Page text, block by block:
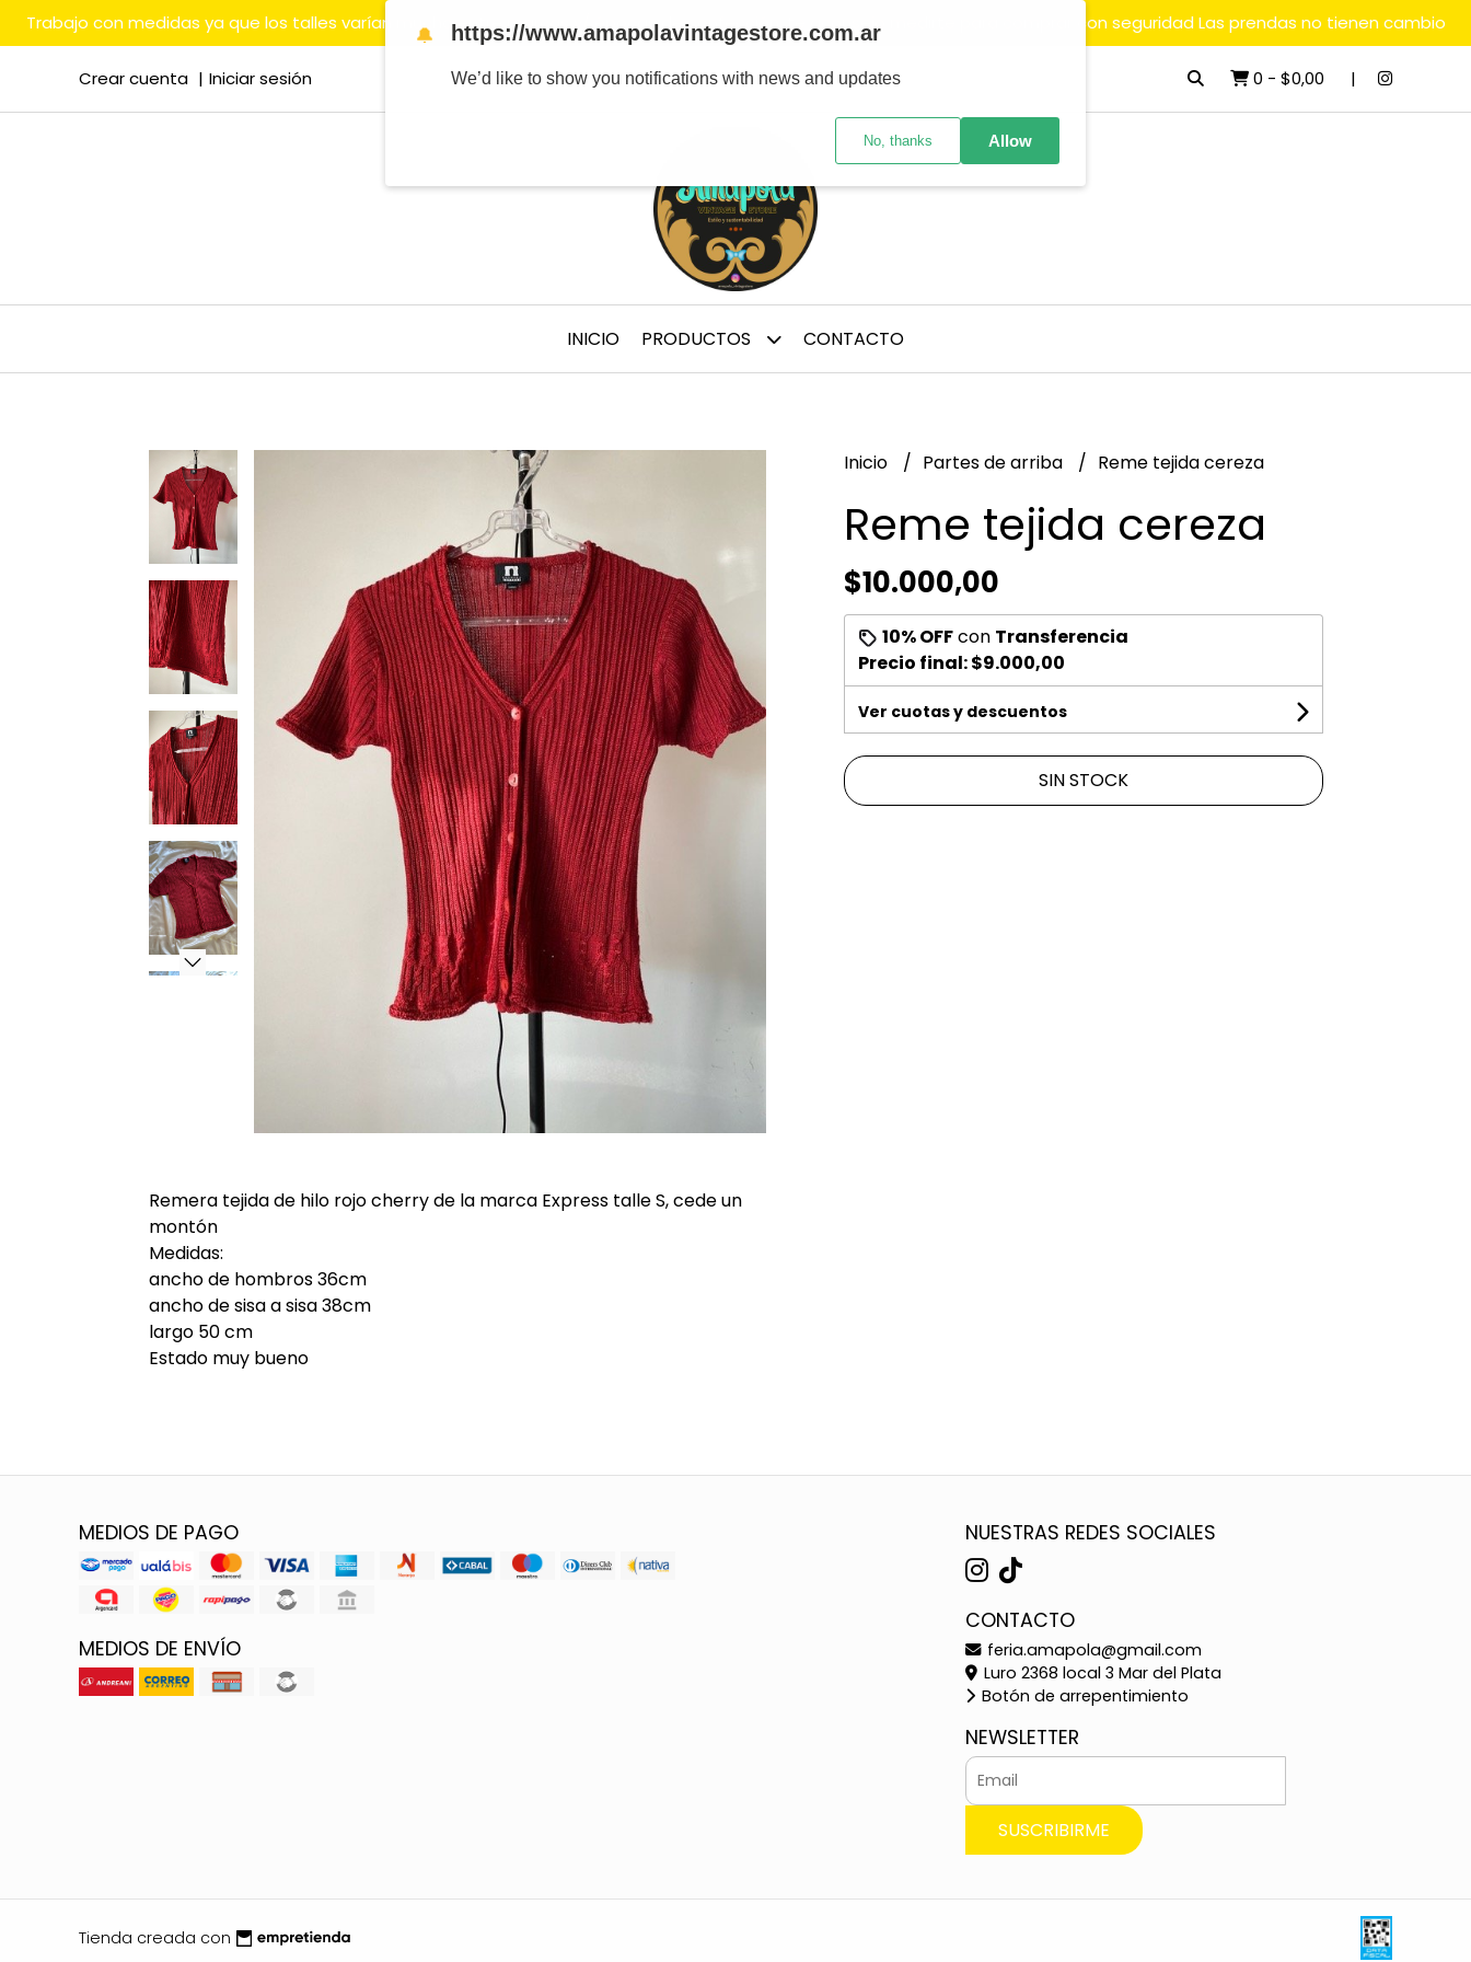
Trabajo con medidas ya que los talles varían mucho entre marcas y/ épocas de confección, te aconsejo medirte para comprar con seguridad Las prendas no tienen cambio
Crear cuenta Iniciar sesión 0 - $0,00
INICIO PRODUCTOS CONTACTO
Remera tejida de hilo rojo cherry de la marca Express talle S, cede un
montón
Medidas:
ancho de hombros 36cm
ancho de sisa a sisa 38cm
largo 50 cm
Estado muy bueno
Inicio Partes de arriba Reme tejida cereza
Reme tejida cereza
$10.000,00
10% OFFcon Transferencia
Precio final:$9.000,00
Ver cuotas y descuentos
SIN STOCK
MEDIOS DE PAGO
MEDIOS DE ENVÍO
NUESTRAS REDES SOCIALES
CONTACTO
feria.amapola@gmail.com
Luro 2368 local 3 Mar del Plata
Botón de arrepentimiento
NEWSLETTER
SUSCRIBIRME
Tienda creada con
🔔 https://www.amapolavintagestore.com.ar
We’d like to show you notifications with news and updates
No, thanks Allow